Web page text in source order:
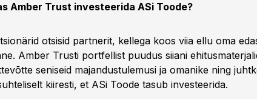
Amber Trust investeerida ASi Toode?
otsisid partnerit, kellega koos viia ellu oma
Amber Trusti portfellist puudus siiani
seniseid majandustulemusi ja omanike ning
kiiresti, et ASi Toode tasub investeerida.